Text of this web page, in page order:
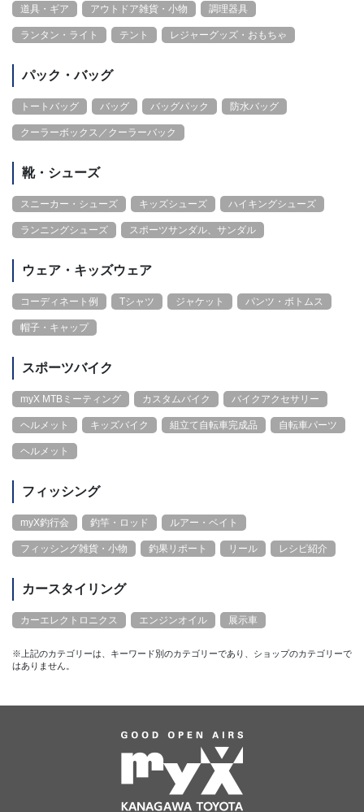
道具・ギア アウトドア雑貨・小物 調理器具
ランタン・ライト テント レジャーグッズ・おもちゃ
パック・バッグ
トートバッグ バッグ バッグパック 防水バッグ
クーラーボックス／クーラーバック
靴・シューズ
スニーカー・シューズ キッズシューズ ハイキングシューズ
ランニングシューズ スポーツサンダル、サンダル
ウェア・キッズウェア
コーディネート例 Tシャツ ジャケット パンツ・ボトムス
帽子・キャップ
スポーツバイク
myX MTBミーティング カスタムバイク バイクアクセサリー
ヘルメット キッズバイク 組立て自転車完成品 自転車パーツ
ヘルメット
フィッシング
myX釣行会 釣竿・ロッド ルアー・ベイト
フィッシング雑貨・小物 釣果リポート リール レシピ紹介
カースタイリング
カーエレクトロニクス エンジンオイル 展示車
※上記のカテゴリーは、キーワード別のカテゴリーであり、ショップのカテゴリーで
はありません。